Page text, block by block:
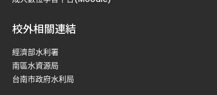
校外相關連結
經濟部水利署
南區水資源局
台南市政府水利局